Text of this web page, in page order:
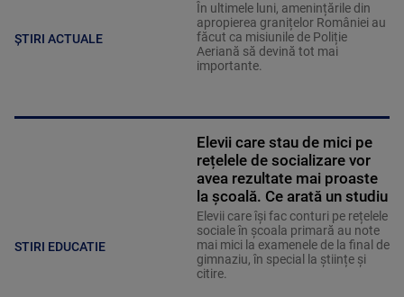
ȘTIRI ACTUALE
În ultimele luni, amenințările din
apropierea granițelor României au
făcut ca misiunile de Poliție
Aeriană să devină tot mai
importante.
STIRI EDUCATIE
Elevii care stau de mici pe
rețelele de socializare vor
avea rezultate mai proaste
la școală. Ce arată un studiu
Elevii care îşi fac conturi pe rețelele
sociale în școala primară au note
mai mici la examenele de la final de
gimnaziu, în special la științe și
citire.